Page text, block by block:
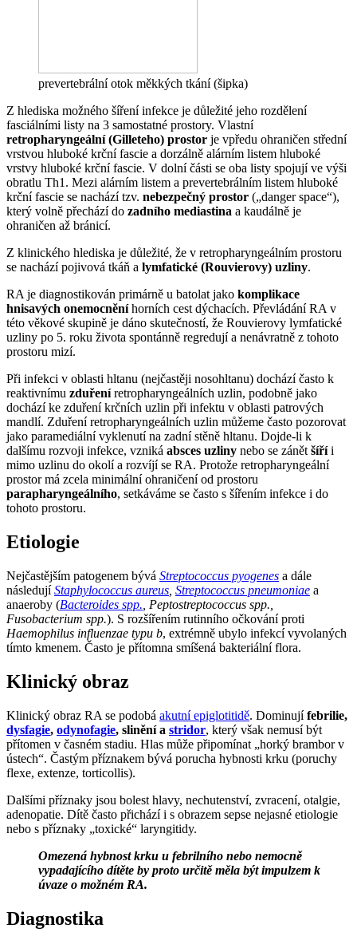
prevertebrální otok měkkých tkání (šipka)
Z hlediska možného šíření infekce je důležité jeho rozdělení
fasciálními listy na 3 samostatné prostory. Vlastní
retropharyngeální (Gilleteho) prostor je vpředu ohraničen střední
vrstvou hluboké krční fascie a dorzálně alárním listem hluboké
vrstvy hluboké krční fascie. V dolní části se oba listy spojují ve výši
obratlu Th1. Mezi alárním listem a prevertebrálním listem hluboké
krční fascie se nachází tzv. nebezpečný prostor („danger space“),
který volně přechází do zadního mediastina a kaudálně je
ohraničen až bránicí.
Z klinického hlediska je důležité, že v retropharyngeálním prostoru
se nachází pojivová tkáň a lymfatické (Rouvierovy) uzliny.
RA je diagnostikován primárně u batolat jako komplikace
hnisavých onemocněníhorních cest dýchacích. Převládání RA v
této věkové skupině je dáno skutečností, že Rouvierovy lymfatické
uzliny po 5. roku života spontánně regredují a nenávratně z tohoto
prostoru mizí.
Při infekci v oblasti hltanu (nejčastěji nosohltanu) dochází často k
reaktivnímu zduřeníretropharyngeálních uzlin, podobně jako
dochází ke zduření krčních uzlin při infektu v oblasti patrových
mandlí. Zduření retropharyngeálních uzlin můžeme často pozorovat
jako paramediální vyklenutí na zadní stěně hltanu. Dojde-li k
dalšímu rozvoji infekce, vzniká absces uzliny nebo se zánět šíříi
mimo uzlinu do okolí a rozvíjí se RA. Protože retropharyngeální
prostor má zcela minimální ohraničení od prostoru
parapharyngeálního, setkáváme se často s šířením infekce i do
tohoto prostoru.
Etiologie
Nejčastějším patogenem bývá Streptococcus pyogenes a dále
následujíStaphylococcus aureus Streptococcus pneumoniae a
anaeroby (Bacteroides spp. , Peptostreptococcus spp.,
Fusobacterium spp.). S rozšířením rutinního očkování proti
Haemophilus influenzae typu b, extrémně ubylo infekcí vyvolaných
tímto kmenem. Často je přítomna smíšená bakteriální flora.
Klinický obraz
Klinický obraz RA se podobá akutní epiglotitidě. Dominujífebrilie,
dysfagie, odynofagie, slinění a stridor, který však nemusí být
přítomen v časném stadiu. Hlas může připomínat „horký brambor v
ústech“. Častým příznakem bývá porucha hybnosti krku (poruchy
flexe, extenze, torticollis).
Dalšími příznaky jsou bolest hlavy, nechutenství, zvracení, otalgie,
adenopatie. Dítě často přichází i s obrazem sepse nejasné etiologie
nebo s příznaky „toxické“ laryngitidy.
Omezená hybnost krku u febrilního nebo nemocně
vypadajícího dítěte by proto určitě měla být impulzem k
úvaze o možném RA.
Diagnostika